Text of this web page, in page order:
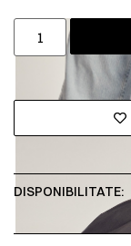
DISPONIBILITATE: